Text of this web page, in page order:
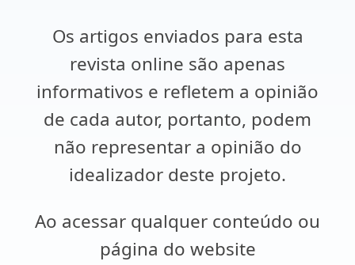
Os artigos enviados para esta
revista online são apenas
informativos e refletem a opinião
de cada autor, portanto, podem
não representar a opinião do
idealizador deste projeto.
Ao acessar qualquer conteúdo ou
página do website